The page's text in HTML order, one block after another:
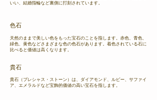
いい、結婚指輪など裏側に打刻されています。
色石
天然のままで美しい色をもった宝石のことを指します。赤色、青色、
緑色、黄色などさまざまな色の色石があります。着色されている石に
比べると価値は高くなります。
貴石
貴石（プレシャス・ストーン）は、ダイアモンド、ルビー、サファイ
ア、エメラルドなど宝飾的価値の高い宝石を指します。